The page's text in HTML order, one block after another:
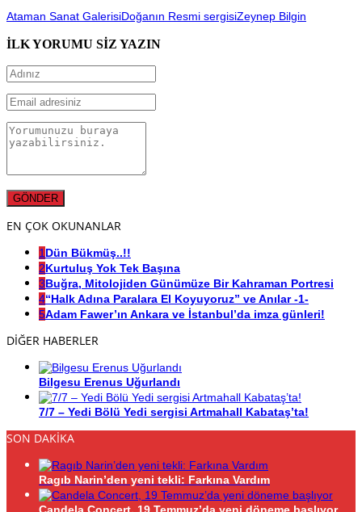
Ataman Sanat GalerisiDoğanın Resmi sergisiZeynep Bilgin
İLK YORUMU SİZ YAZIN
EN ÇOK OKUNANLAR
1Dün Bükmüş..!!
2Kurtuluş Yok Tek Başına
3Buğra, Mitolojiden Günümüze Bir Kahraman Portresi
4“Halk Adına Paralara El Koyuyoruz” ve Anılar -1-
5Adam Fawer’ın Ankara ve İstanbul’da imza günleri!
DİĞER HABERLER
Bilgesu Erenus Uğurlandı
7/7 – Yedi Bölü Yedi sergisi Artmahall Kabataş’ta!
SON DAKİKA
Ragıb Narin’den yeni tekli: Farkına Vardım